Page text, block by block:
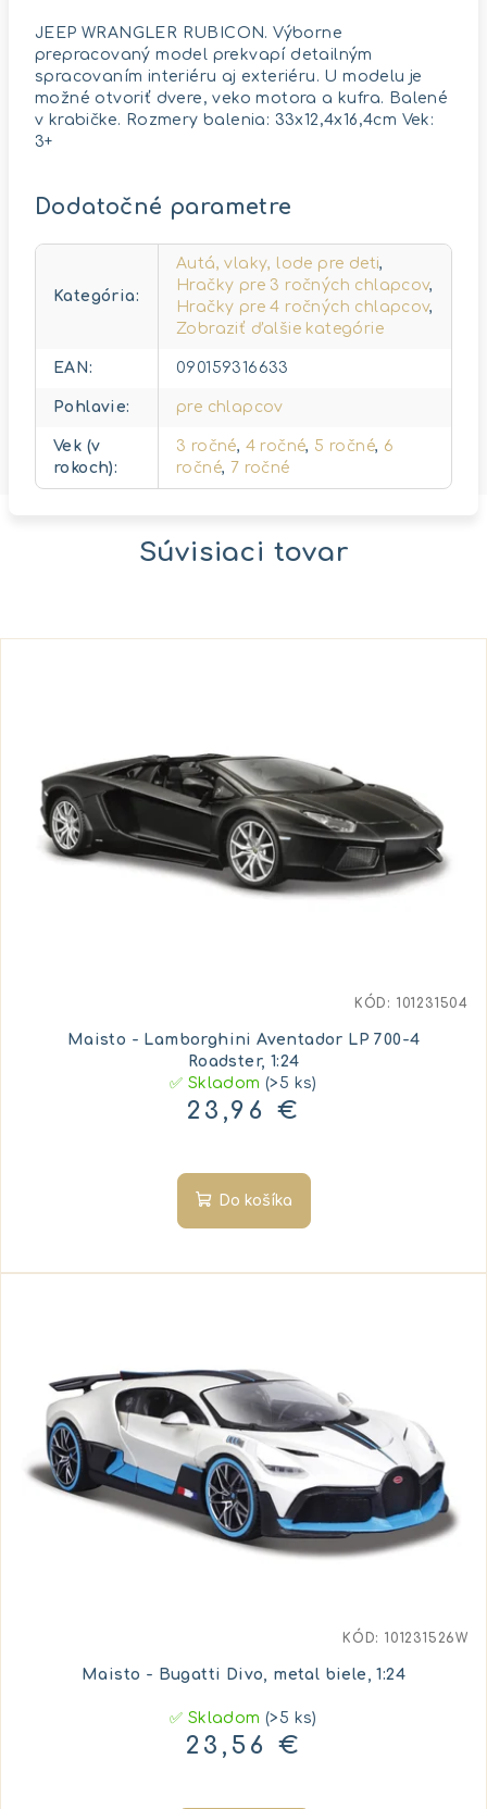
JEEP WRANGLER RUBICON. Výborne
prepracovaný model prekvapí detailným
spracovaním interiéru aj exteriéru. U modelu je
možné otvoriť dvere, veko motora a kufra. Balené
v krabičke. Rozmery balenia: 33x12,4x16,4cm Vek:
3+
Dodatočné parametre
Kategória:
Autá, vlaky, lode pre deti,
Hračky pre 3 ročných chlapcov,
Hračky pre 4 ročných chlapcov,
Zobraziť ďalšie kategórie
EAN: 090159316633
Pohlavie: pre chlapcov
Vek (v
rokoch):
3 ročné, 4 ročné, 5 ročné, 6
ročné, 7 ročné
Súvisiaci tovar
Maisto - Lamborghini Aventador LP 700-4
Roadster, 1:24
✅ Skladom(>5 ks)
23,96 €
Do košíka
KÓD: 101231504
Maisto - Bugatti Divo, metal biele, 1:24
✅ Skladom(>5 ks)
23,56 €
KÓD: 101231526W